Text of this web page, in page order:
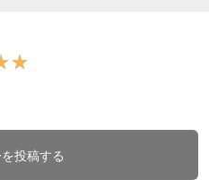
投稿する